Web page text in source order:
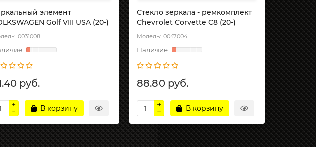
элемент
Golf VIII USA (20-)
0031008
руб.
В корзину
Стекло зеркала - ремкомплект
Chevrolet Corvette C8 (20-)
0047004
88.80 руб.
В корзину
Стекло
66.60